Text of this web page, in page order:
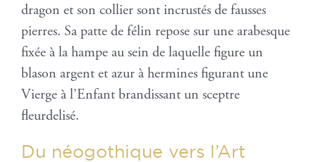
dragon et son collier sont incrustés de fausses
pierres. Sa patte de félin repose sur une arabesque
fixée à la hampe au sein de laquelle figure un
blason argent et azur à hermines figurant une
Vierge à l’Enfant brandissant un sceptre
fleurdelisé.
Du néogothique vers l’Art